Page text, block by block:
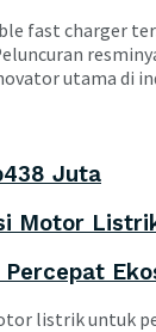
fast charger
utama di
Juta
Motor
listrik untuk